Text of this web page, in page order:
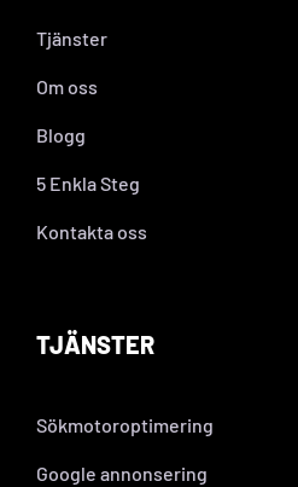
Tjänster
Om oss
Blogg
5 Enkla Steg
Kontakta oss
TJÄNSTER
Sökmotoroptimering
Google annonsering